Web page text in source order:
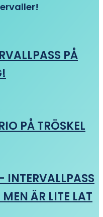
PÅ
PÅ TRÖSKEL
INTERVALLPASS
ÄR LITE LAT